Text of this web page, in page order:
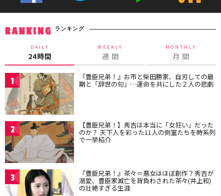
RANKING ランキング
DAILY
24時間
WEEKLY
週 間
MONTHLY
月 間
1 『豊臣兄弟！』お市と柴田勝家、自刃しての最
期と「辞世の句」…運命を共にした２人の悲劇
2 【豊臣兄弟！】秀吉は本当に「女狂い」だった
のか？ 天下人を彩った11人の側室たちを時系列
で一挙紹介
3 『豊臣兄弟！』茶々＝悪女はほぼ創作？秀吉が
溺愛、豊臣家滅亡を背負わされた茶々(井上和)
の壮絶すぎる生涯